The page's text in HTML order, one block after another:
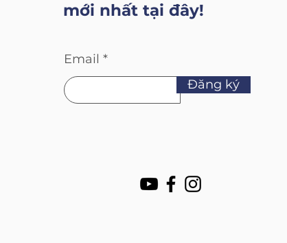
mới nhất tại đây!
Email
Đăng ký